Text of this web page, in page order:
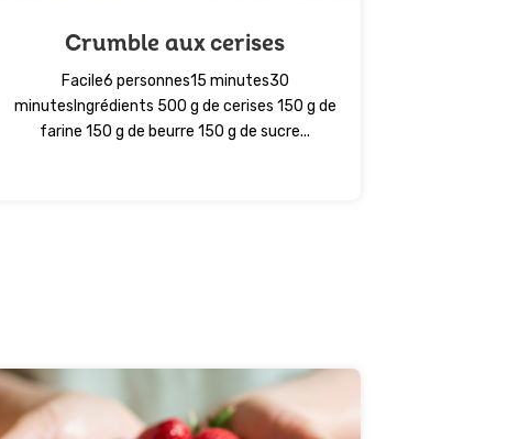
Crumble aux cerises
Facile6 personnes15 minutes30
minutesIngrédients 500 g de cerises 150 g de
farine 150 g de beurre 150 g de sucre...